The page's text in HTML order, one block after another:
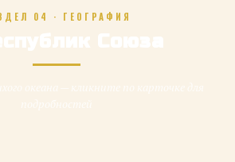
04 · ГЕОГРАФИЯ
Союза